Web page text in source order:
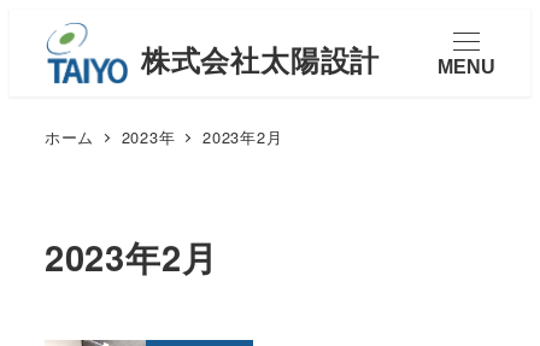
MENU
ホーム 2023年 2023年2月
2023年2月